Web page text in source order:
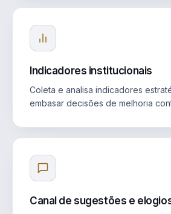
Indicadores institucionais
Coleta e analisa indicadores
embasar decisões de melhoria
Canal de sugestões e